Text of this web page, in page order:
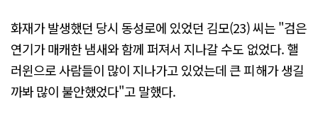
화재가 발생했던 당시 동성로에 있었던 김모(23) 씨는 "검은
연기가 매캐한 냄새와 함께 퍼져서 지나갈 수도 없었다. 핼
러윈으로 사람들이 많이 지나가고 있었는데 큰 피해가 생길
까봐 많이 불안했었다"고 말했다.